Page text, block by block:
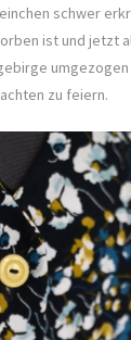
schwer
ist und jetzt
zu feiern.